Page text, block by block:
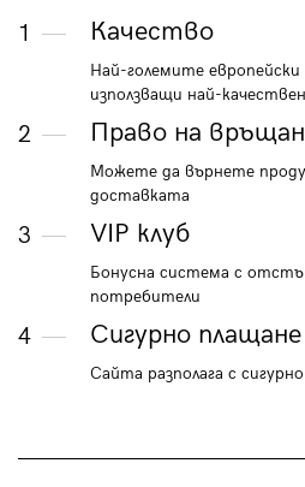
1 Качество
Най-големите
използващи най-
2 Право на
Можете да върнете
доставката
3 VIP клуб
Бонусна система с
потребители
4 Сигурно плащане
Сайта разполага с